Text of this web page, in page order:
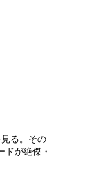
る。その
が絶傑・